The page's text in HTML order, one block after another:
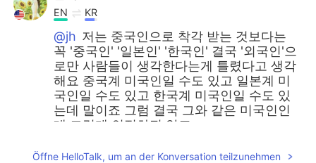
EN KR
@jh 저는 중국인으로 착각 받는 것보다는
꼭 '중국인' '일본인' '한국인' 결국 '외국인'으
로만 사람들이 생각한다는게 틀렸다고 생각
해요 중국계 미국인일 수도 있고 일본계 미
국인일 수도 있고 한국계 미국인일 수도 있
는데 말이죠 그럼 결국 그와 같은 미국인인
데 그렇게 인정하진 않죠
올리 2019.07.27 13:44
Öffne HelloTalk, um an der Konversation teilzunehmen